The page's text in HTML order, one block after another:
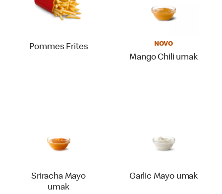
Pommes Frites NOVO
Mango Chili umak
Sriracha Mayo
umak
Garlic Mayo umak